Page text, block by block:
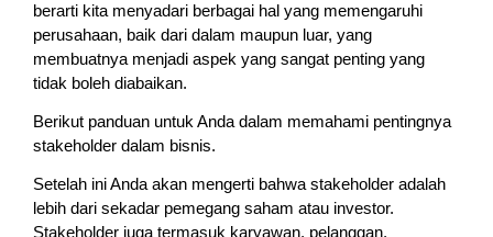
berarti kita menyadari berbagai hal yang memengaruhi
perusahaan, baik dari dalam maupun luar, yang
membuatnya menjadi aspek yang sangat penting yang
tidak boleh diabaikan.
Berikut panduan untuk Anda dalam memahami pentingnya
stakeholder dalam bisnis.
Setelah ini Anda akan mengerti bahwa stakeholder adalah
lebih dari sekadar pemegang saham atau investor.
Stakeholder juga termasuk karyawan, pelanggan,